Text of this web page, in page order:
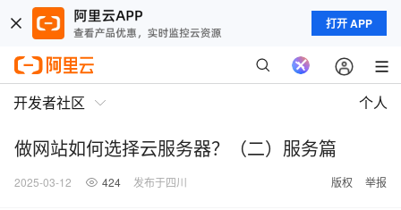
打开 APP
开发者社区 个人
做网站如何选择云服务器？（二）服务篇
2025-03-12 424 发布于四川 版权 举报